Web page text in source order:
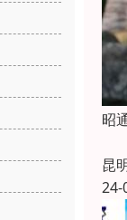
昭
昆
24-